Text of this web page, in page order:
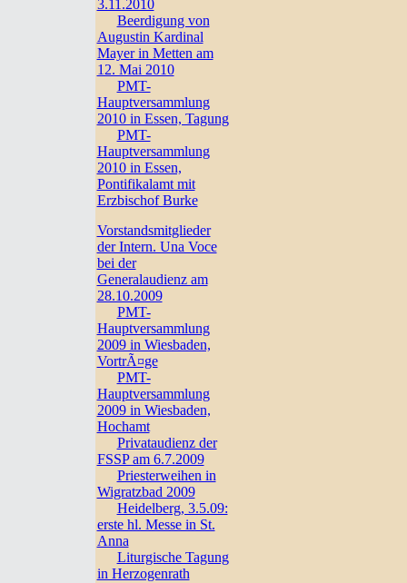
3.11.2010
Beerdigung von
Augustin Kardinal
Mayer in Metten am
12. Mai 2010
PMT-
Hauptversammlung
2010 in Essen, Tagung
PMT-
Hauptversammlung
2010 in Essen,
Pontifikalamt mit
Erzbischof Burke
Vorstandsmitglieder
der Intern. Una Voce
bei der
Generalaudienz am
28.10.2009
PMT-
Hauptversammlung
2009 in Wiesbaden,
VortrÃ¤ge
PMT-
Hauptversammlung
2009 in Wiesbaden,
Hochamt
Privataudienz der
FSSP am 6.7.2009
Priesterweihen in
Wigratzbad 2009
Heidelberg, 3.5.09:
erste hl. Messe in St.
Anna
Liturgische Tagung
in Herzogenrath